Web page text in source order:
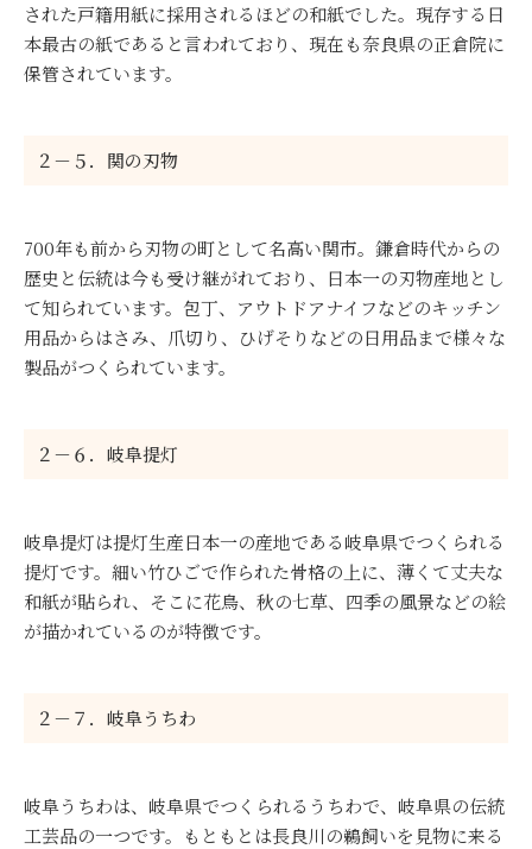
された戸籍用紙に採用されるほどの和紙でした。現存する日
本最古の紙であると言われており、現在も奈良県の正倉院に
保管されています。
２－５．関の刃物
700年も前から刃物の町として名高い関市。鎌倉時代からの
歴史と伝統は今も受け継がれており、日本一の刃物産地とし
て知られています。包丁、アウトドアナイフなどのキッチン
用品からはさみ、爪切り、ひげそりなどの日用品まで様々な
製品がつくられています。
２－６．岐阜提灯
岐阜提灯は提灯生産日本一の産地である岐阜県でつくられる
提灯です。細い竹ひごで作られた骨格の上に、薄くて丈夫な
和紙が貼られ、そこに花鳥、秋の七草、四季の風景などの絵
が描かれているのが特徴です。
２－７．岐阜うちわ
岐阜うちわは、岐阜県でつくられるうちわで、岐阜県の伝統
工芸品の一つです。もともとは長良川の鵜飼いを見物に来る